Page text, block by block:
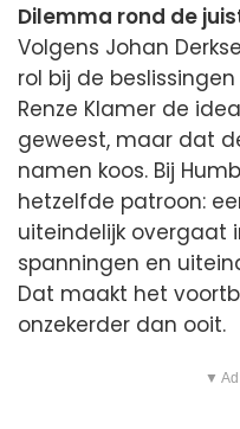
Dilemma rond de
Volgens Johan
rol bij de beslissingen
Renze Klamer de
geweest, maar dat
namen koos. Bij
hetzelfde patroon:
uiteindelijk overgaat
spanningen en
Dat maakt het
onzekerder dan ooit.
▼ Ad